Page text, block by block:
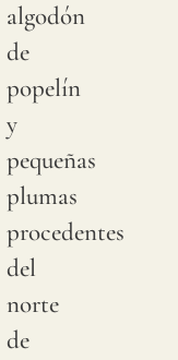
algodón
de
popelín
y
pequeñas
plumas
procedentes
del
norte
de